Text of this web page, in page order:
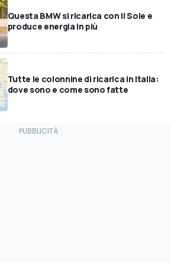
Questa BMW si ricarica con il Sole e
produce energia in più
Tutte le colonnine di ricarica in Italia:
dove sono e come sono fatte